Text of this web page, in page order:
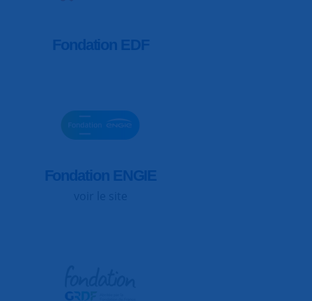
Fondation EDF
Fondation ENGIE